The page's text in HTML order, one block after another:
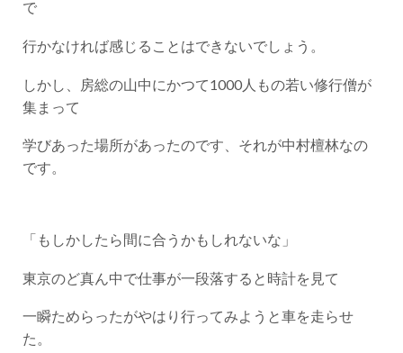
で
行かなければ感じることはできないでしょう。
しかし、房総の山中にかつて1000人もの若い修行僧が
集まって
学びあった場所があったのです、それが中村檀林なの
です。
「もしかしたら間に合うかもしれないな」
東京のど真ん中で仕事が一段落すると時計を見て
一瞬ためらったがやはり行ってみようと車を走らせ
た。